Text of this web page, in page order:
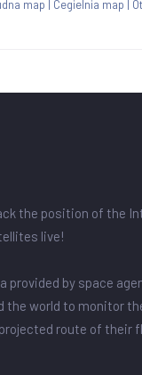
map | Cegielnia map |
the position of the
live!
provided by space
the world to monitor
route of their